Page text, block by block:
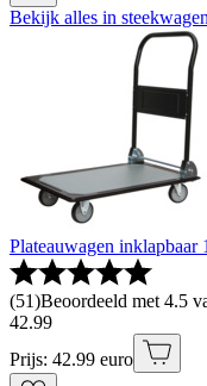
Bekijk alles in steekwagen
Plateauwagen inklapbaar
(51)Beoordeeld met 4.5
42.99
Prijs: 42.99 euro